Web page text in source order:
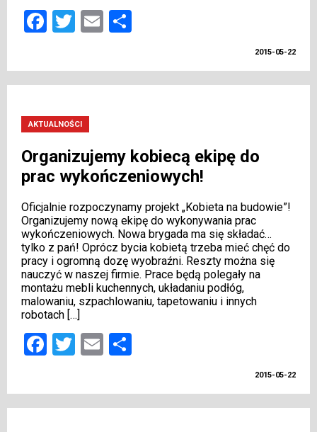
Facebook
Twitter
Email
2015-05-22
AKTUALNOŚCI
Organizujemy kobiecą ekipę do
prac wykończeniowych!
Oficjalnie rozpoczynamy projekt „Kobieta na budowie”!
Organizujemy nową ekipę do wykonywania prac
wykończeniowych. Nowa brygada ma się składać…
tylko z pań! Oprócz bycia kobietą trzeba mieć chęć do
pracy i ogromną dozę wyobraźni. Reszty można się
nauczyć w naszej firmie. Prace będą polegały na
montażu mebli kuchennych, układaniu podłóg,
malowaniu, szpachlowaniu, tapetowaniu i innych
robotach […]
Facebook
Twitter
Email
2015-05-22